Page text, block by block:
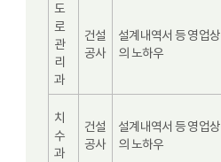
도
로
관
리
과
건설
공사
설계내역서 등 영업상
의 노하우
치
수
과
건설
공사
설계내역서 등 영업상
의 노하우